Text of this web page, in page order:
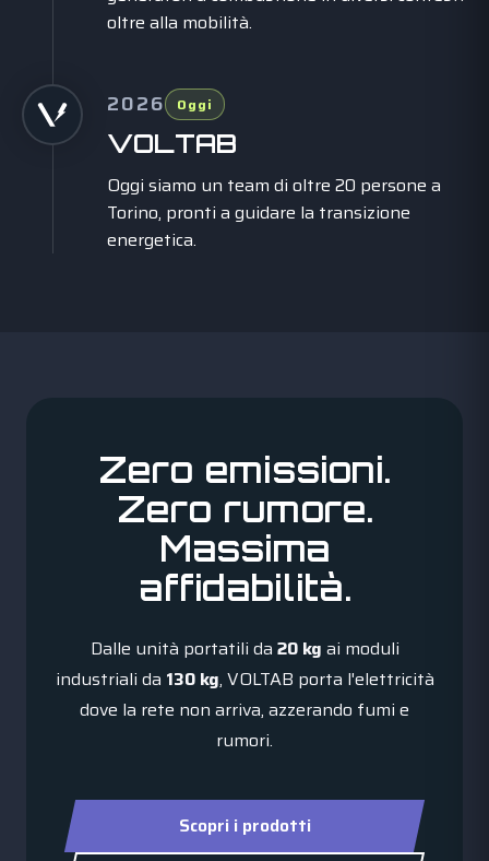
oltre alla mobilità.
2026 Oggi
VOLTAB
Oggi siamo un team di oltre 20 persone a
Torino, pronti a guidare la transizione
energetica.
Zero emissioni.
Zero rumore.
Massima
affidabilità.
Dalle unità portatili da 20 kg ai moduli
industriali da 130 kg, VOLTAB porta l'elettricità
dove la rete non arriva, azzerando fumi e
rumori.
Scopri i prodotti